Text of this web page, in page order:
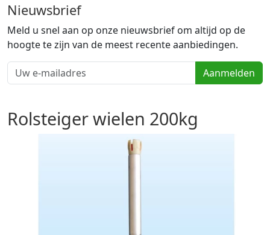
Nieuwsbrief
Meld u snel aan op onze nieuwsbrief om altijd op de
hoogte te zijn van de meest recente aanbiedingen.
Aanmelden
Rolsteiger wielen 200kg